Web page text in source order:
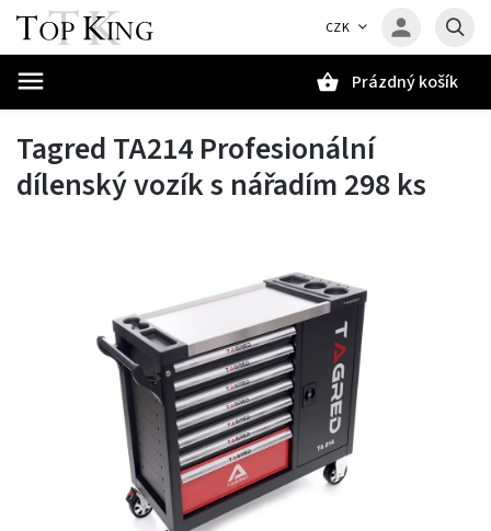
CZK
Prázdný košík
Tagred TA214 Profesionální
dílenský vozík s nářadím 298 ks